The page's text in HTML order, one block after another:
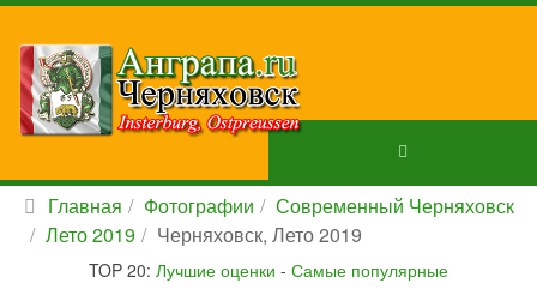
Главная Фотографии
Современный Черняховск
Лето 2019
Черняховск, Лето 2019
TOP 20: Лучшие оценки - Самые популярные